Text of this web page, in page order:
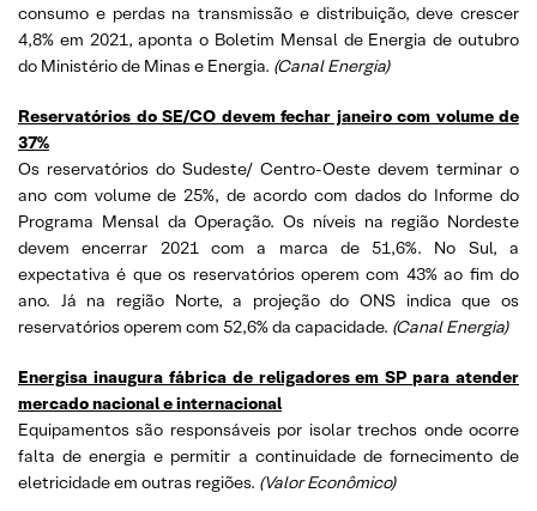
consumo e perdas na transmissão e distribuição, deve crescer
4,8% em 2021, aponta o Boletim Mensal de Energia de outubro
do Ministério de Minas e Energia. (Canal Energia)
Reservatórios do SE/CO devem fechar janeiro com volume de
37%
Os reservatórios do Sudeste/ Centro-Oeste devem terminar o
ano com volume de 25%, de acordo com dados do Informe do
Programa Mensal da Operação. Os níveis na região Nordeste
devem encerrar 2021 com a marca de 51,6%. No Sul, a
expectativa é que os reservatórios operem com 43% ao fim do
ano. Já na região Norte, a projeção do ONS indica que os
reservatórios operem com 52,6% da capacidade. (Canal Energia)
Energisa inaugura fábrica de religadores em SP para atender
mercado nacional e internacional
Equipamentos são responsáveis por isolar trechos onde ocorre
falta de energia e permitir a continuidade de fornecimento de
eletricidade em outras regiões. (Valor Econômico)